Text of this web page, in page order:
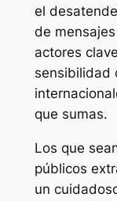
el
de
actores
sensibilidad
que sumas.
Los que
públicos
un